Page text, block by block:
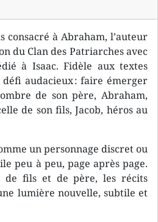
consacré à Abraham, l’auteur
du Clan des Patriarches avec
à Isaac. Fidèle aux textes
audacieux : faire émerger
de son père, Abraham,
de son fils, Jacob, héros au
un personnage discret ou
peu à peu, page après page.
de fils et de père, les récits
lumière nouvelle, subtile et